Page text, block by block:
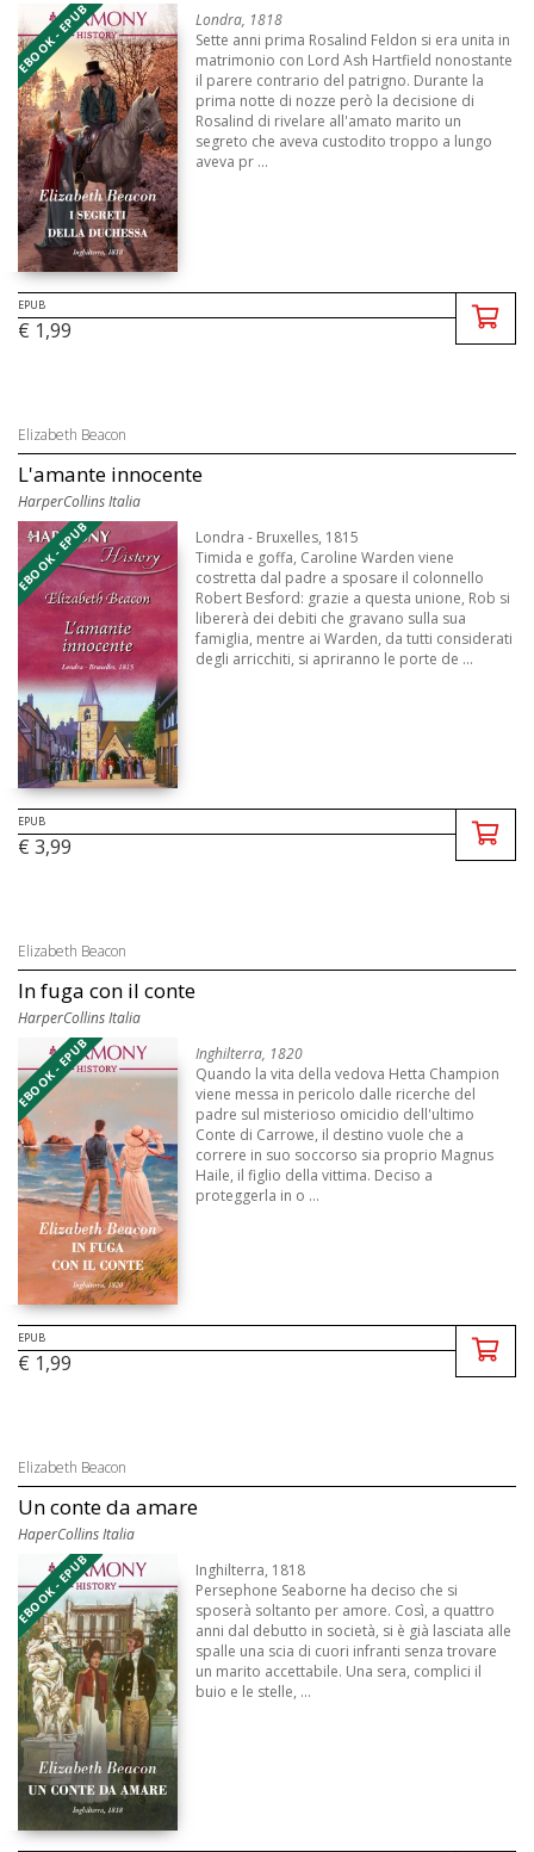
EBOOK - EPUB
Londra, 1818
Sette anni prima Rosalind Feldon si era unita in
matrimonio con Lord Ash Hartfield nonostante
il parere contrario del patrigno. Durante la
prima notte di nozze però la decisione di
Rosalind di rivelare all'amato marito un
segreto che aveva custodito troppo a lungo
aveva pr ...
EPUB
€ 1,99
Elizabeth Beacon
L'amante innocente
HarperCollins Italia
EBOOK - EPUB
Londra - Bruxelles, 1815
Timida e goffa, Caroline Warden viene
costretta dal padre a sposare il colonnello
Robert Besford: grazie a questa unione, Rob si
libererà dei debiti che gravano sulla sua
famiglia, mentre ai Warden, da tutti considerati
degli arricchiti, si apriranno le porte de ...
EPUB
€ 3,99
Elizabeth Beacon
In fuga con il conte
HarperCollins Italia
EBOOK - EPUB
Inghilterra, 1820
Quando la vita della vedova Hetta Champion
viene messa in pericolo dalle ricerche del
padre sul misterioso omicidio dell'ultimo
Conte di Carrowe, il destino vuole che a
correre in suo soccorso sia proprio Magnus
Haile, il figlio della vittima. Deciso a
proteggerla in o ...
EPUB
€ 1,99
Elizabeth Beacon
Un conte da amare
HaperCollins Italia
EBOOK - EPUB
Inghilterra, 1818
Persephone Seaborne ha deciso che si
sposerà soltanto per amore. Così, a quattro
anni dal debutto in società, si è già lasciata alle
spalle una scia di cuori infranti senza trovare
un marito accettabile. Una sera, complici il
buio e le stelle, ...